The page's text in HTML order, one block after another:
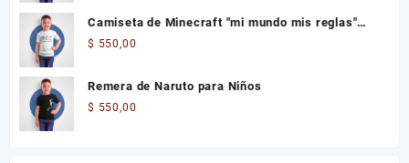
Camiseta de Minecraft "mi mundo mis reglas"
Niños
$ 550,00
Remera de Naruto para Niños
$ 550,00